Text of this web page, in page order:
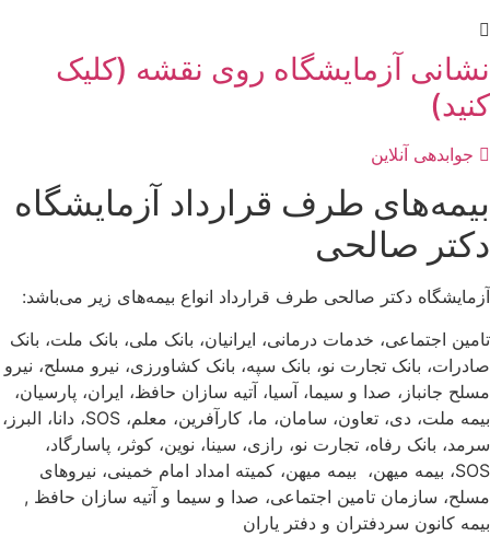
نشانی آزمایشگاه روی نقشه (کلیک
کنید)
جوابدهی آنلاین
بیمه‌های طرف قرارداد آزمایشگاه
دکتر صالحی
آزمایشگاه دکتر صالحی طرف قرارداد انواع بیمه‌های زیر می‌باشد:
تامین اجتماعی، خدمات درمانی، ایرانیان، بانک ملی، بانک ملت، بانک
صادرات، بانک تجارت نو، بانک سپه، بانک کشاورزی، نیرو مسلح، نیرو
مسلح جانباز، صدا و سیما، آسیا، آتیه سازان حافظ، ایران، پارسیان،
بیمه ملت، دی، تعاون، سامان، ما، کارآفرین، معلم، SOS، دانا، البرز،
سرمد، بانک رفاه، تجارت نو، رازی، سینا، نوین، کوثر، پاسارگاد،
SOS، بیمه میهن، بیمه میهن، کمیته امداد امام خمینی، نیروهای
مسلح، سازمان تامین اجتماعی، صدا و سیما و آتیه سازان حافظ ,
بیمه کانون سردفتران و دفتر یاران